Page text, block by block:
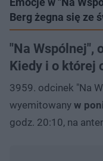
Berg żegna się ze
"Na Wspólnej",
Kiedy i o której
3959. odcinek "Na
wyemitowany w
godz. 20:10, na